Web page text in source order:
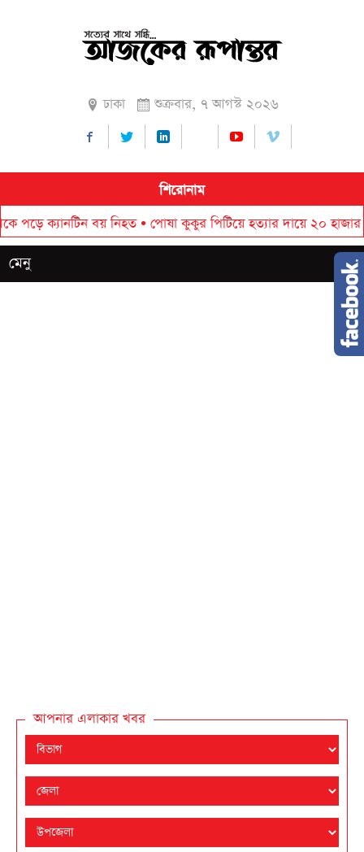
ঢাকা শুক্রবার, ৭ আগস্ট ২০২৬
শিরোনাম
ক্যানটিন বয় নিহত•পোষা কুকুর পিটিয়ে হত্যার দায়ে ২০ হাজার টাকা
মেনু
আপনার এলাকার খবর